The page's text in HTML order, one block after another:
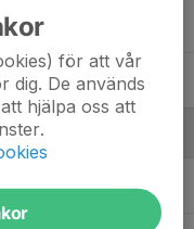
för att vår
dig. De används
hjälpa oss att